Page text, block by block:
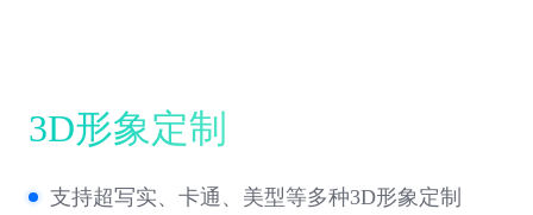
3D形象定制
支持超写实、卡通、美型等多种3D形象定制